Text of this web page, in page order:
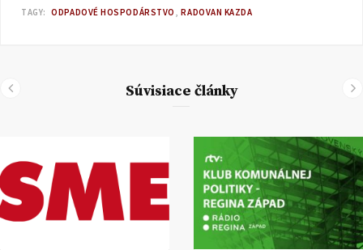
TAGY: ODPADOVÉ HOSPODÁRSTVO RADOVAN KAZDA
Súvisiace články